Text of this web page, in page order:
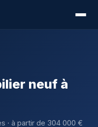
neuf à
· à partir de 304 000 €